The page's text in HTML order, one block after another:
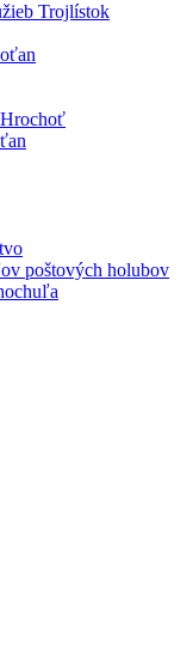
Trojlístok
poštových holubov